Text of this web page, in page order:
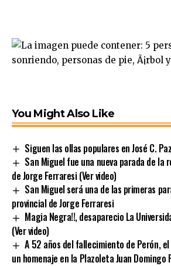
You Might Also Like
Siguen las ollas populares en José C. Paz
San Miguel fue una nueva parada de la
de Jorge Ferraresi (Ver video)
San Miguel será una de las primeras
provincial de Jorge Ferraresi
Magia Negra!!, desaparecio La
(Ver video)
A 52 años del fallecimiento de Perón,
un homenaje en la Plazoleta Juan Domingo